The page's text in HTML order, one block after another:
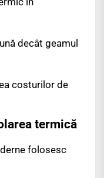
decât geamul
costurilor de
termică
folosesc